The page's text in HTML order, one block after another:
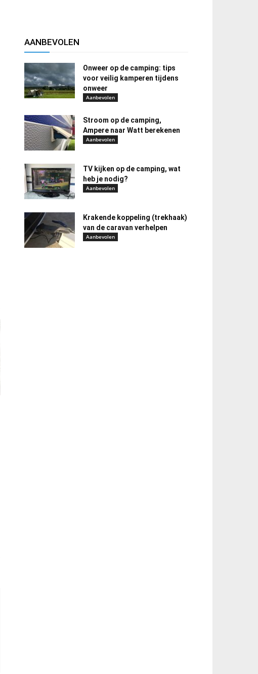
AANBEVOLEN
Onweer op de camping: tips
voor veilig kamperen tijdens
onweer
Aanbevolen
Stroom op de camping,
Ampere naar Watt berekenen
Aanbevolen
TV kijken op de camping, wat
heb je nodig?
Aanbevolen
Krakende koppeling (trekhaak)
van de caravan verhelpen
Aanbevolen